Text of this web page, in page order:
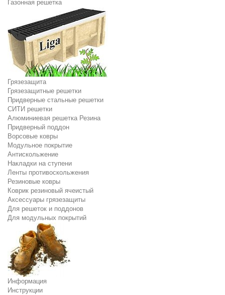
Газонная решетка
Грязезащита
Грязезащитные решетки
Придверные стальные решетки
СИТИ решетки
Алюминиевая решетка Резина
Придверный поддон
Ворсовые ковры
Модульное покрытие
Антискольжение
Накладки на ступени
Ленты противоскольжения
Резиновые ковры
Коврик резиновый ячеистый
Аксессуары грязезащиты
Для решеток и поддонов
Для модульных покрытий
Информация
Инструкции